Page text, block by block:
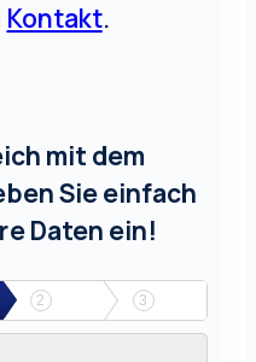
Kontakt.
mit dem
Sie einfach
Daten ein!